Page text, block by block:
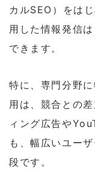
カルSEO）をは
用した情報発信
できます。
特に、専門分野
用は、競合との
ィング広告や
も、幅広いユー
段です。